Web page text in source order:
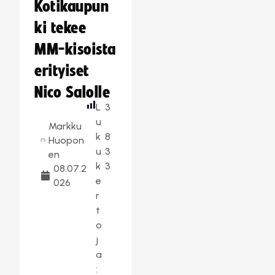
Kotikaupun
ki tekee
MM-kisoista
erityiset
Nico Salolle
Markku
Huopon
en
08.07.2
026
L
u
k
u
k
e
r
t
o
j
a
:
3
8
3
3